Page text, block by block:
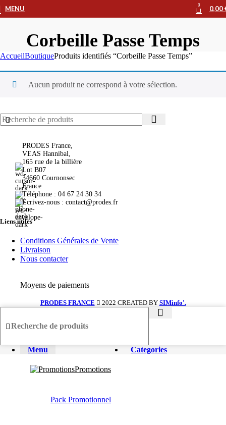
MENU 0 0,00
Corbeille Passe Temps
AccueilBoutiqueProduits identifiés “Corbeille Passe Temps”
Aucun produit ne correspond à votre sélection.
PRODES France,
VEAS Hannibal,
165 rue de la billière
Lot B07
34660 Cournonsec
France
Téléphone : 04 67 24 30 34
Écrivez-nous : contact@prodes.fr
Liens utiles
Conditions Générales de Vente
Livraison
Nous contacter
Moyens de paiements
PRODES FRANCE 2022 CREATED BY SIMinfo'.
Menu Categories
Promotions
Pack Promotionnel